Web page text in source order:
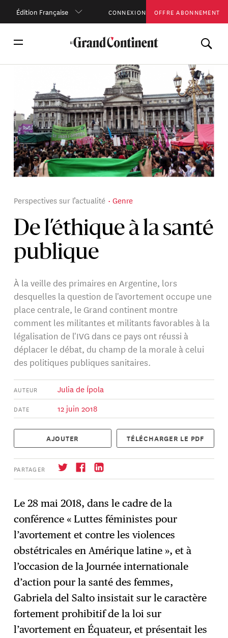
Édition Française CONNEXION OFFRE ABONNEMENT
De l’éthique à la santé
publique
Perspectives sur l’actualité Genre
À la veille des primaires en Argentine, lors
desquelles la question de l'avortement occupe une
place centrale, le Grand continent montre
comment les militantes et militants favorables à la
légalisation de l'IVG dans ce pays ont réussi à
déplacer le débat, du champ de la morale à celui
des politiques publiques sanitaires.
AUTEUR Julia de Ípola
DATE 12 juin 2018
AJOUTER TÉLÉCHARGER LE PDF
PARTAGER
→ S'abonner
Le 28 mai 2018, dans le cadre de la
conférence « Luttes féministes pour
l’avortement et contre les violences
obstétricales en Amérique latine », et à
l’occasion de la Journée internationale
d’action pour la santé des femmes,
Gabriela del Salto insistait sur le caractère
fortement prohibitif de la loi sur
l’avortement en Équateur, et présentait les